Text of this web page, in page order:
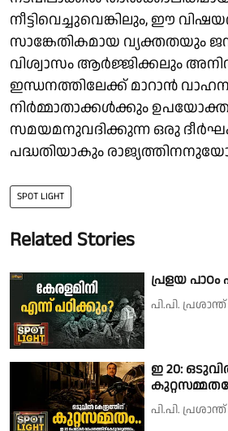
നീട്ടിവെച്ചുവെങ്കിലും, ഈ
സാങ്കേതികമായ വ്യക്തതയും
വിശ്വാസം ആർജ്ജിക്കലും
ഇന്ധനത്തിലേക്ക് മാറാൻ വാഹന
നിർമ്മാതാക്കൾക്കും
സമയമനുവദിക്കുന്ന ഒരു
പദ്ധതിയാകും
SPOT LIGHT
Related Stories
പ്രളയ പാഠം
പി.പി. പ്രശാന്ത്
ഇ 20:
പി.പി. പ്രശാന്ത്